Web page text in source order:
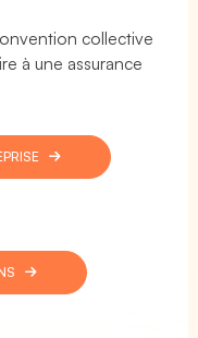
collective
à une assurance